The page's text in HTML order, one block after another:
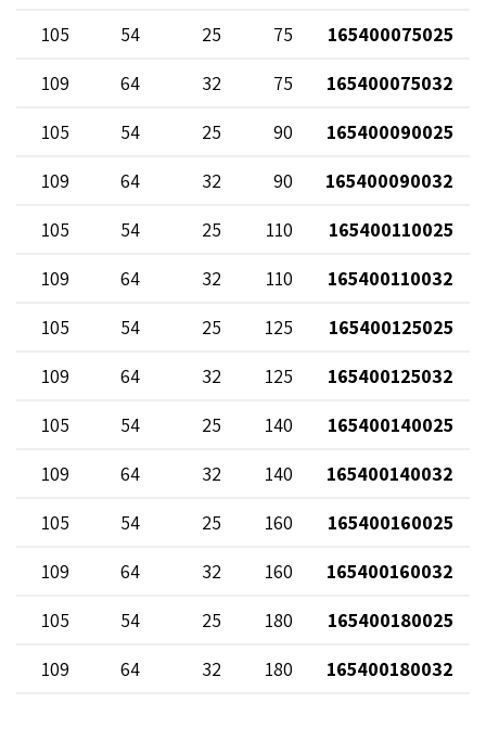
165400075025
75
25
54
105
165400075032
75
32
64
109
165400090025
90
25
54
105
165400090032
90
32
64
109
165400110025
110
25
54
105
165400110032
110
32
64
109
165400125025
125
25
54
105
165400125032
125
32
64
109
165400140025
140
25
54
105
165400140032
140
32
64
109
165400160025
160
25
54
105
165400160032
160
32
64
109
165400180025
180
25
54
105
165400180032
180
32
64
109